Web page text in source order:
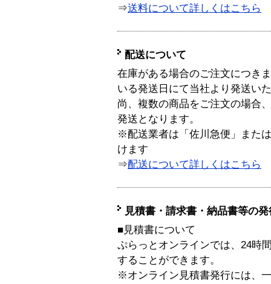
⇒送料について詳しくはこちら
配送について
在庫がある場合のご注文につき
いる発送日にて当社より発送い
尚、複数の商品をご注文の場合
発送となります。
※配送業者は「佐川急便」また
けます
⇒配送について詳しくはこちら
見積書・請求書・納品書等の
■見積書について
ぷらっとオンラインでは、24時
することができます。
※オンライン見積書発行には、